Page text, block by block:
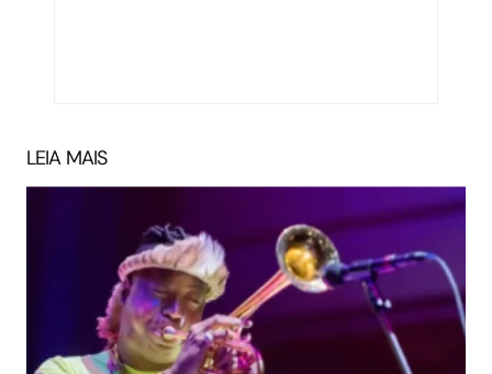
LEIA MAIS